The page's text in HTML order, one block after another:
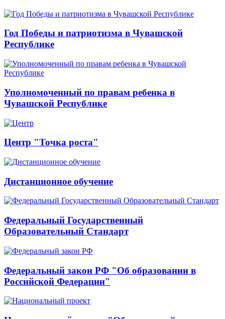
Год Победы и патриотизма в Чувашской
Республике
Уполномоченный по правам ребенка в
Чувашской Республике
Центр "Точка роста"
Дистанционное обучение
Федеральный Государственный
Образовательный Стандарт
Федеральный закон РФ "Об образовании в
Российской Федерации"